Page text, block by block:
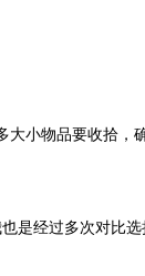
小物品要收拾，
是经过多次对比